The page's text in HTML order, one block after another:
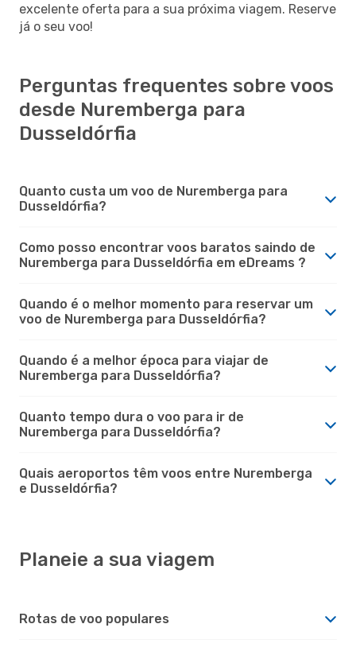
excelente oferta para a sua próxima viagem. Reserve
já o seu voo!
Perguntas frequentes sobre voos
desde Nuremberga para
Dusseldórfia
Quanto custa um voo de Nuremberga para
Dusseldórfia?
Como posso encontrar voos baratos saindo de
Nuremberga para Dusseldórfia em eDreams ?
Quando é o melhor momento para reservar um
voo de Nuremberga para Dusseldórfia?
Quando é a melhor época para viajar de
Nuremberga para Dusseldórfia?
Quanto tempo dura o voo para ir de
Nuremberga para Dusseldórfia?
Quais aeroportos têm voos entre Nuremberga
e Dusseldórfia?
Planeie a sua viagem
Rotas de voo populares